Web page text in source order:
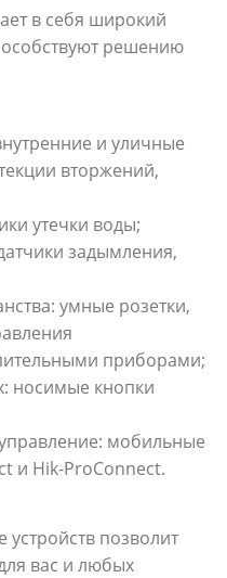
в себя широкий
решению
и уличные
вторжений,
утечки воды;
задымления,
умные розетки,
приборами;
носимые кнопки
мобильные
и Hik-ProConnect.
позволит
вас и любых